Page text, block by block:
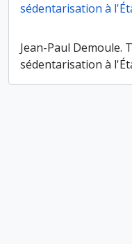
sédentarisation à
Jean-Paul Demoule.
sédentarisation à